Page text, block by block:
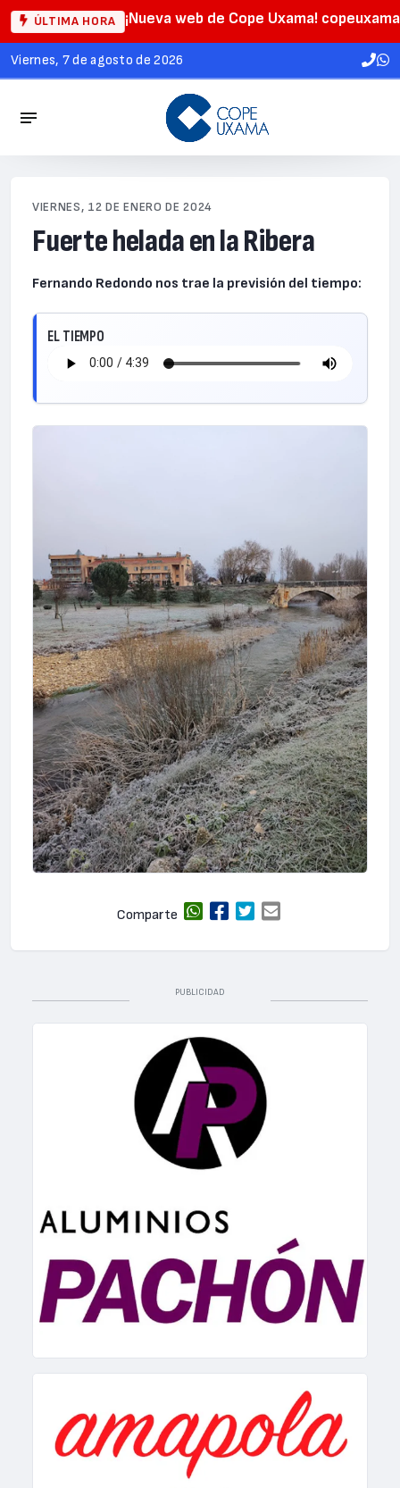
ÚLTIMA HORA ¡Nueva web de Cope Uxama!
viernes, 7 de agosto de 2026
VIERNES, 12 DE ENERO DE 2024
Fuerte helada en la Ribera
Fernando Redondo nos trae la previsión del tiempo:
EL TIEMPO
Comparte
PUBLICIDAD